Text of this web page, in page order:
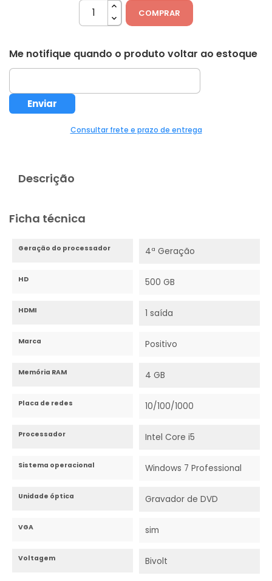
COMPRAR
Me notifique quando o produto voltar ao estoque
Consultar frete e prazo de entrega
Descrição
Ficha técnica
Geração do processador 4ª Geração
HD 500 GB
HDMI 1 saída
Marca Positivo
Memória RAM 4 GB
Placa de redes 10/100/1000
Processador Intel Core i5
Sistema operacional Windows 7 Professional
Unidade óptica Gravador de DVD
VGA sim
Voltagem Bivolt